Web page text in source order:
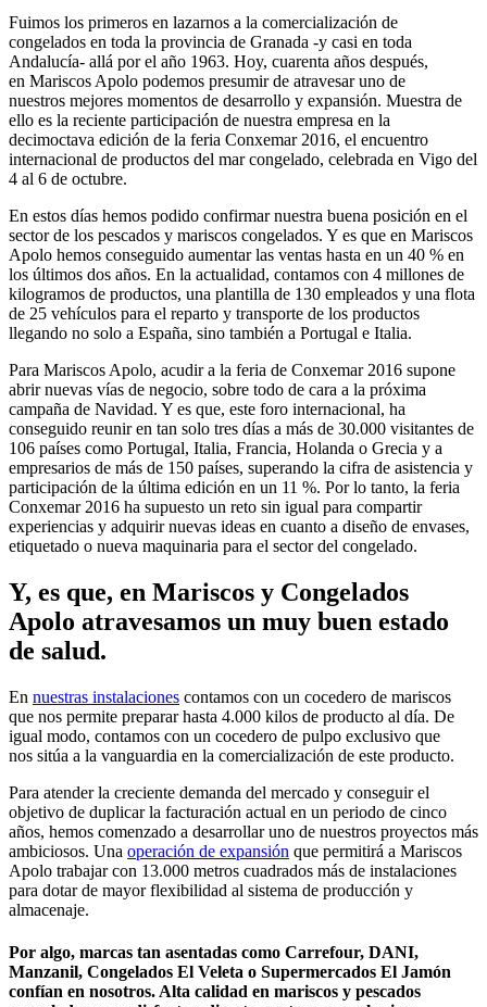
Fuimos los primeros en lazarnos a la comercialización de
congelados en toda la provincia de Granada -y casi en toda
Andalucía- allá por el año 1963. Hoy, cuarenta años después,
en Mariscos Apolo podemos presumir de atravesar uno de
nuestros mejores momentos de desarrollo y expansión. Muestra de
ello es la reciente participación de nuestra empresa en la
decimoctava edición de la feria Conxemar 2016, el encuentro
internacional de productos del mar congelado, celebrada en Vigo del
4 al 6 de octubre.
En estos días hemos podido confirmar nuestra buena posición en el
sector de los pescados y mariscos congelados. Y es que en Mariscos
Apolo hemos conseguido aumentar las ventas hasta en un 40 % en
los últimos dos años. En la actualidad, contamos con 4 millones de
kilogramos de productos, una plantilla de 130 empleados y una flota
de 25 vehículos para el reparto y transporte de los productos
llegando no solo a España, sino también a Portugal e Italia.
Para Mariscos Apolo, acudir a la feria de Conxemar 2016 supone
abrir nuevas vías de negocio, sobre todo de cara a la próxima
campaña de Navidad. Y es que, este foro internacional, ha
conseguido reunir en tan solo tres días a más de 30.000 visitantes de
106 países como Portugal, Italia, Francia, Holanda o Grecia y a
empresarios de más de 150 países, superando la cifra de asistencia y
participación de la última edición en un 11 %. Por lo tanto, la feria
Conxemar 2016 ha supuesto un reto sin igual para compartir
experiencias y adquirir nuevas ideas en cuanto a diseño de envases,
etiquetado o nueva maquinaria para el sector del congelado.
Y, es que, en Mariscos y Congelados
Apolo atravesamos un muy buen estado
de salud.
En nuestras instalaciones contamos con un cocedero de mariscos
que nos permite preparar hasta 4.000 kilos de producto al día. De
igual modo, contamos con un cocedero de pulpo exclusivo que
nos sitúa a la vanguardia en la comercialización de este producto.
Para atender la creciente demanda del mercado y conseguir el
objetivo de duplicar la facturación actual en un periodo de cinco
años, hemos comenzado a desarrollar uno de nuestros proyectos más
ambiciosos. Una operación de expansión que permitirá a Mariscos
Apolo trabajar con 13.000 metros cuadrados más de instalaciones
para dotar de mayor flexibilidad al sistema de producción y
almacenaje.
Por algo, marcas tan asentadas como Carrefour, DANI,
Manzanil, Congelados El Veleta o Supermercados El Jamón
confían en nosotros. Alta calidad en mariscos y pescados